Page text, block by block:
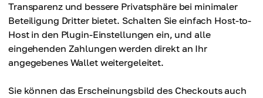
Transparenz und bessere Privatsphäre bei minimaler
Beteiligung Dritter bietet. Schalten Sie einfach Host-to-
Host in den Plugin-Einstellungen ein, und alle
eingehenden Zahlungen werden direkt an Ihr
angegebenes Wallet weitergeleitet.
Sie können das Erscheinungsbild des Checkouts auch